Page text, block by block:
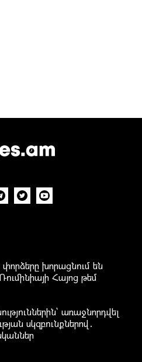
փորձերը խորացնում են
Հայոց թեմ
առաջնորդվել
սկզբունքներով․